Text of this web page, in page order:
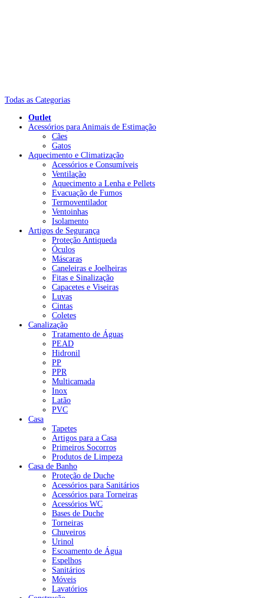
Todas as Categorias
Outlet
Acessórios para Animais de Estimação
Cães
Gatos
Aquecimento e Climatização
Acessórios e Consumíveis
Ventilação
Aquecimento a Lenha e Pellets
Evacuação de Fumos
Termoventilador
Ventoinhas
Isolamento
Artigos de Segurança
Proteção Antiqueda
Óculos
Máscaras
Caneleiras e Joelheiras
Fitas e Sinalização
Capacetes e Viseiras
Luvas
Cintas
Coletes
Canalização
Tratamento de Águas
PEAD
Hidronil
PP
PPR
Multicamada
Inox
Latão
PVC
Casa
Tapetes
Artigos para a Casa
Primeiros Socorros
Produtos de Limpeza
Casa de Banho
Proteção de Duche
Acessórios para Sanitários
Acessórios para Torneiras
Acessórios WC
Bases de Duche
Torneiras
Chuveiros
Urinol
Escoamento de Água
Espelhos
Sanitários
Móveis
Lavatórios